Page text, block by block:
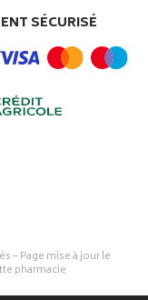
SÉCURISÉ
– Page mise à jour le
pharmacie